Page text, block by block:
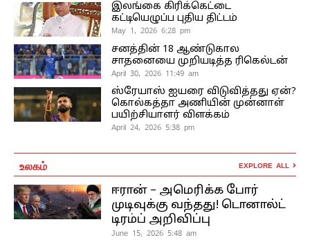
இலங்கை கிரிக்கெட்டை
கட்டியெழுப்ப புதிய திட்டம்
May 1, 2026 6:28 pm
சனத்தின் 18 ஆண்டுகால
சாதனையை முறியடித்த ரிகெல்டன்
April 30, 2026 11:49 am
ஸ்ரேயாஸ் ஐயரை விடுவித்தது ஏன்?
கொல்கத்தா அணியின் முன்னாள்
பயிற்சியாளர் விளக்கம்
April 24, 2026 5:38 pm
உலகம் EXPLORE ALL
ஈரான் – அமெரிக்க போர்
முடிவுக்கு வந்தது! டொனால்ட்
டிரம்ப் அறிவிப்பு
June 15, 2026 5:48 am